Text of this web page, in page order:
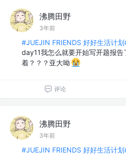
沸腾田野
3年前
#JUEJIN FRIENDS 好好生活计
day11我怎么就要开始写开题报
着？？？亚大呦
评论
沸腾田野
3年前
#JUEJIN FRIENDS 好好生活计